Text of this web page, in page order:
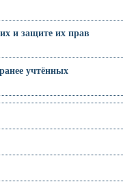
и защите их прав
учтённых